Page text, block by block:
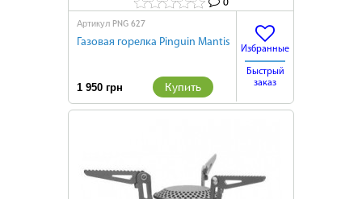
Артикул PNG 627
Газовая горелка Pinguin Mantis
1 950 грн Купить
Избранные
Быстрый
заказ